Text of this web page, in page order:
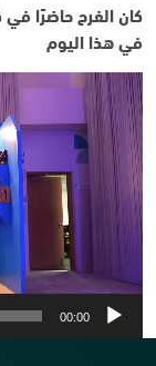
كان الفرح حاضرًا
في هذا اليوم
مشغل
الفيديو
00:00